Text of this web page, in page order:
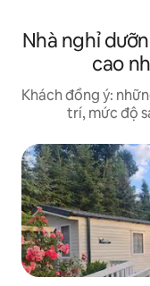
Nhà nghỉ
cao
Khách đồng ý:
trí, mức độ